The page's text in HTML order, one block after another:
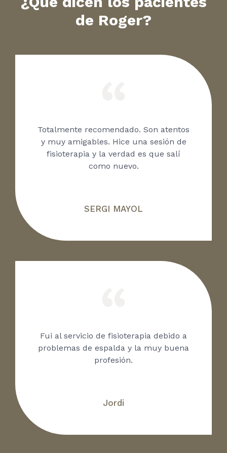
de Roger?
Totalmente recomendado. Son atentos
y muy amigables. Hice una sesión de
fisioterapia y la verdad es que salí
como nuevo.
SERGI MAYOL
Fui al servicio de fisioterapia debido a
problemas de espalda y la muy buena
profesión.
Jordi